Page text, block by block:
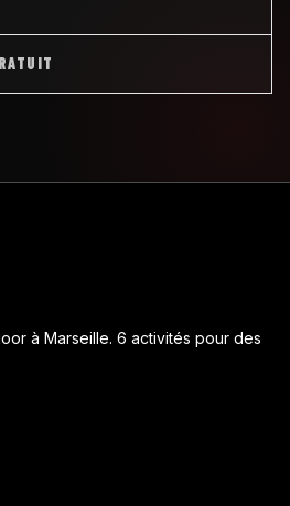
à Marseille. 6 activités pour des